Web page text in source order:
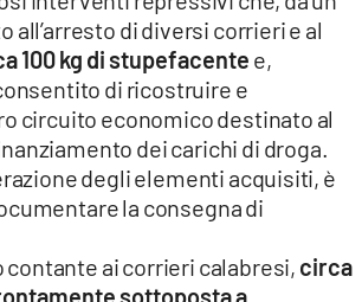
all’arresto di diversi corrieri e al
100 kg di stupefacente e,
di ricostruire e
circuito economico destinato al
dei carichi di droga.
degli elementi acquisiti, è
la consegna di
contante ai corrieri calabresi, circa
sottoposta a